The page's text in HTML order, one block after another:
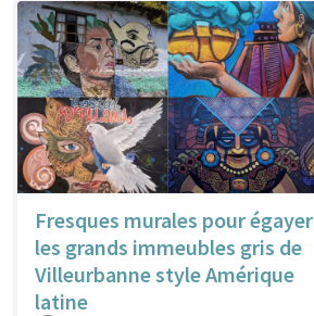
Fresques murales pour égayer
les grands immeubles gris de
Villeurbanne style Amérique
latine